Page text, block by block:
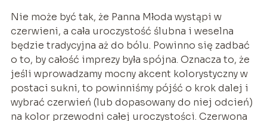
Nie może być tak, że Panna Młoda wystąpi w
czerwieni, a cała uroczystość ślubna i weselna
będzie tradycyjna aż do bólu. Powinno się zadbać
o to, by całość imprezy była spójna. Oznacza to, że
jeśli wprowadzamy mocny akcent kolorystyczny w
postaci sukni, to powinniśmy pójść o krok dalej i
wybrać czerwień (lub dopasowany do niej odcień)
na kolor przewodni całej uroczystości. Czerwona